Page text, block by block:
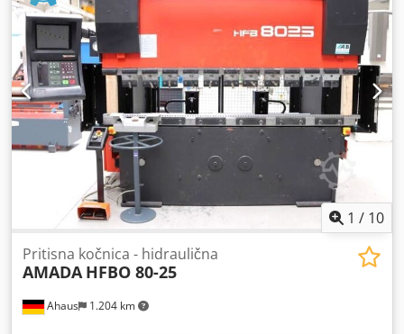
1 / 10
Ahaus 1.204 km
Pritisna kočnica - hidraulična
AMADA HFBO 80-25